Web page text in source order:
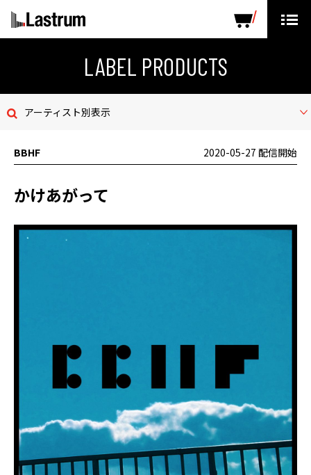
LABEL PRODUCTS
お問い合わせ
デモテープ
プライバシーポリシー
LABEL PRODUCTS
アーティスト別表示
BBHF 2020-05-27 配信開始
かけあがって